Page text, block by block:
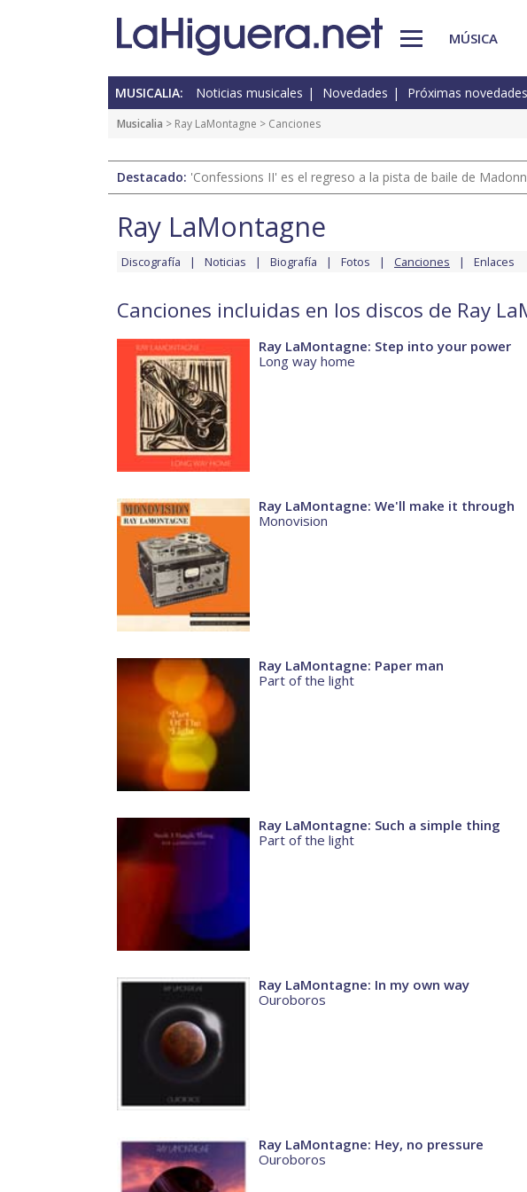
MÚSICA
MUSICALIA: Noticias musicales Novedades Próximas novedades
Musicalia > Ray LaMontagne > Canciones
Destacado: 'Confessions II' es el regreso a la pista de baile de
Ray LaMontagne
Discografía Noticias Biografía Fotos Canciones Enlaces
Canciones incluidas en los discos de Ray
Ray LaMontagne: Step into your power
Long way home
Ray LaMontagne: We'll make it through
Monovision
Ray LaMontagne: Paper man
Part of the light
Ray LaMontagne: Such a simple thing
Part of the light
Ray LaMontagne: In my own way
Ouroboros
Ray LaMontagne: Hey, no pressure
Ouroboros